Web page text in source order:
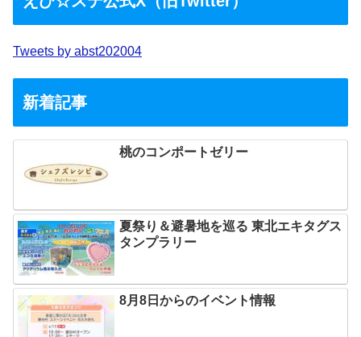
Tweets by abst202004
新着記事
桃のコンポートゼリー
夏祭り＆避暑地を巡る 東北エキタグス
タンプラリー
8月8日からのイベント情報